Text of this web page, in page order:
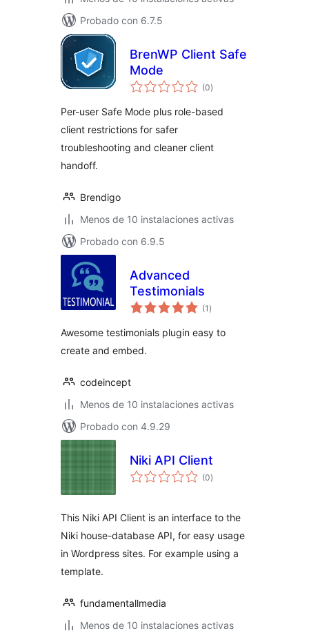
Probado con 6.7.5
BrenWP Client Safe
Mode
(0total
de
)
Per-user Safe Mode plus role-based
client restrictions for safer
troubleshooting and cleaner client
handoff.
Brendigo
Menos de 10 instalaciones activas
Probado con 6.9.5
Advanced
Testimonials
(1 total
de
)
Awesome testimonials plugin easy to
create and embed.
codeincept
Menos de 10 instalaciones activas
Probado con 4.9.29
Niki API Client
(0total
de
)
This Niki API Client is an interface to the
Niki house-database API, for easy usage
in Wordpress sites. For example using a
template.
fundamentallmedia
Menos de 10 instalaciones activas